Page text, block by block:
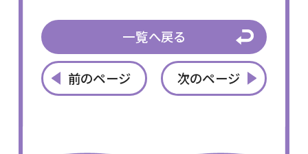
一覧へ戻る
前のページ 次のページ